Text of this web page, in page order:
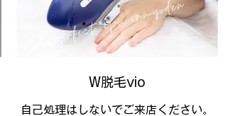
W脱毛vio
自己処理はしないでご来店ください。